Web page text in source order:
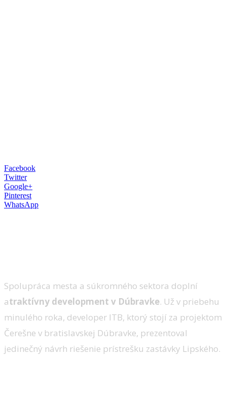
Facebook
Twitter
Google+
Pinterest
WhatsApp
Spolupráca mesta a súkromného sektora doplní
atraktívny development v Dúbravke. Už v priebehu
minulého roka, developer ITB, ktorý stojí za projektom
Čerešne v bratislavskej Dúbravke, prezentoval
jedinečný návrh riešenie prístrešku zastávky Lipského.